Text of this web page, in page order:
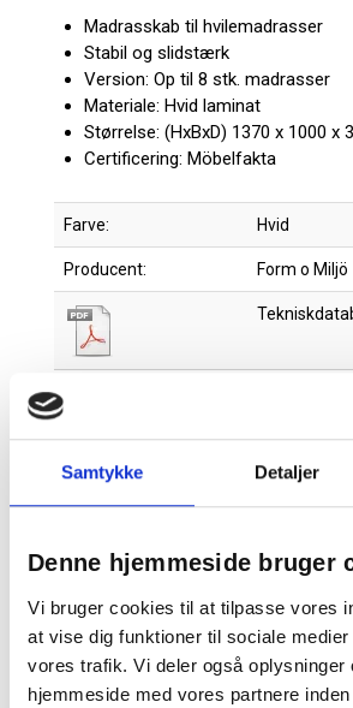
Samtykke Detaljer
Denne hjemmeside bruger
Vi bruger cookies til at tilpasse vores
at vise dig funktioner til sociale
vores trafik. Vi deler også oplysninger
hjemmeside med vores partnere
Madrasskab til hvilemadrasser
Stabil og slidstærk
Version: Op til 8 stk. madrasser
Materiale: Hvid laminat
Størrelse: (HxBxD) 1370 x 1000 x
Certificering: Möbelfakta
Farve: Hvid
Producent: Form o Miljö
Relaterede
SLUMRA Pude 300x400mm